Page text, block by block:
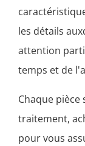
les détails
attention
temps et de
Chaque
traitement,
pour vous